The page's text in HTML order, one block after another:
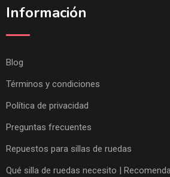
Información
Blog
Términos y condiciones
Política de privacidad
Preguntas frecuentes
Repuestos para sillas de ruedas
Qué silla de ruedas necesito |